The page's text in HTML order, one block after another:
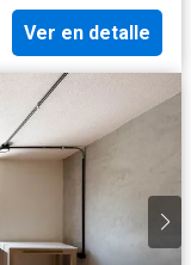
Ver en detalle